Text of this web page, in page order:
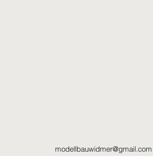
modellbauwidmer@gmail.com